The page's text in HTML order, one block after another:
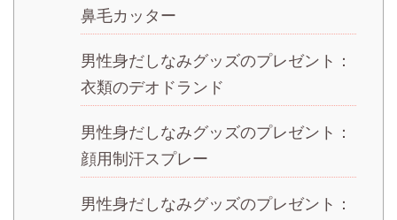
鼻毛カッター
男性身だしなみグッズのプレゼント：
衣類のデオドランド
男性身だしなみグッズのプレゼント：
顔用制汗スプレー
男性身だしなみグッズのプレゼント：